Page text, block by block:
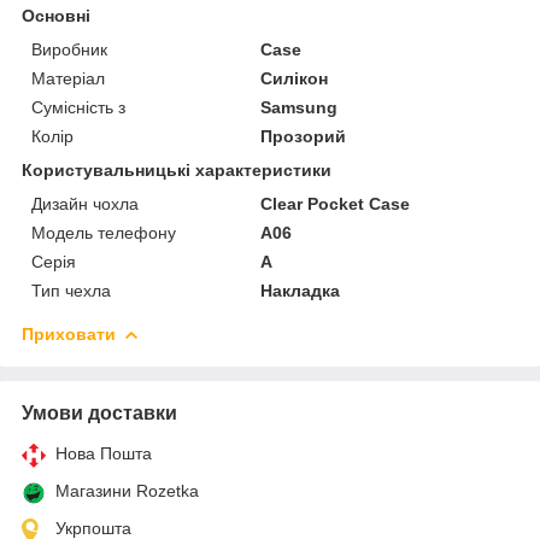
Основні
Виробник
Case
Матеріал
Силікон
Сумісність з
Samsung
Колір
Прозорий
Користувальницькі характеристики
Дизайн чохла
Clear Pocket Case
Модель телефону
A06
Серія
A
Тип чехла
Накладка
Приховати
Умови доставки
Нова Пошта
Магазини Rozetka
Укрпошта